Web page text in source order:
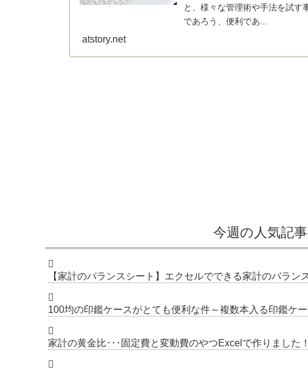
と、様々な管理術や手法を試す
であろう、便利であ...
atstory.net
今週の人気記
【家計のバランスシート】エクセルでできる家計のバラン
100均の印鑑ケースがとても便利な件～複数本入る印鑑ケー
家計の黄金比･･･固定費と変動費のやつExcelで作りました